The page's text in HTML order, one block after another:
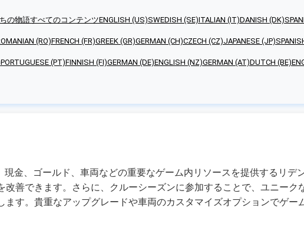
の物語すべてのコンテンツENGLISH (US)SWEDISH (SE)ITALIAN (IT)DANISH (DK)
(RO)FRENCH (FR)GREEK (GR)GERMAN (CH)CZECH (CZ)JAPANESE (JP)
PORTUGUESE (PT)FINNISH (FI)GERMAN (DE)ENGLISH (NZ)GERMAN (AT)DUTCH (BE)
現金、ゴールド、車両などの重要なゲーム内リソースを提供するリデ
改善できます。さらに、クルーシーズンに参加することで、ユニー
ます。貴重なアップグレードや車両のカスタマイズオプションでゲ